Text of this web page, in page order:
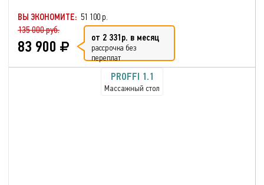
ВЫ ЭКОНОМИТЕ: 51 100 р.
135 000 руб.
83 900 от 2 331р. в месяц
рассрочка без
переплат
PROFFI 1.1
Массажный стол